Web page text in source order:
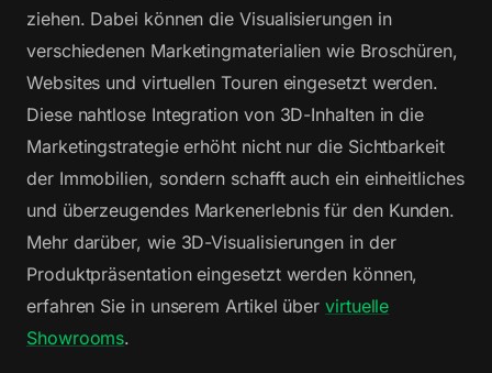
ziehen. Dabei können die Visualisierungen in
verschiedenen Marketingmaterialien wie Broschüren,
Websites und virtuellen Touren eingesetzt werden.
Diese nahtlose Integration von 3D-Inhalten in die
Marketingstrategie erhöht nicht nur die Sichtbarkeit
der Immobilien, sondern schafft auch ein einheitliches
und überzeugendes Markenerlebnis für den Kunden.
Mehr darüber, wie 3D-Visualisierungen in der
Produktpräsentation eingesetzt werden können,
erfahren Sie in unserem Artikel übervirtuelle
Showrooms.